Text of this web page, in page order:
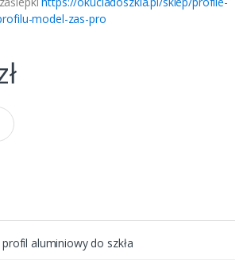
model-zas-pro
profil aluminiowy do szkła